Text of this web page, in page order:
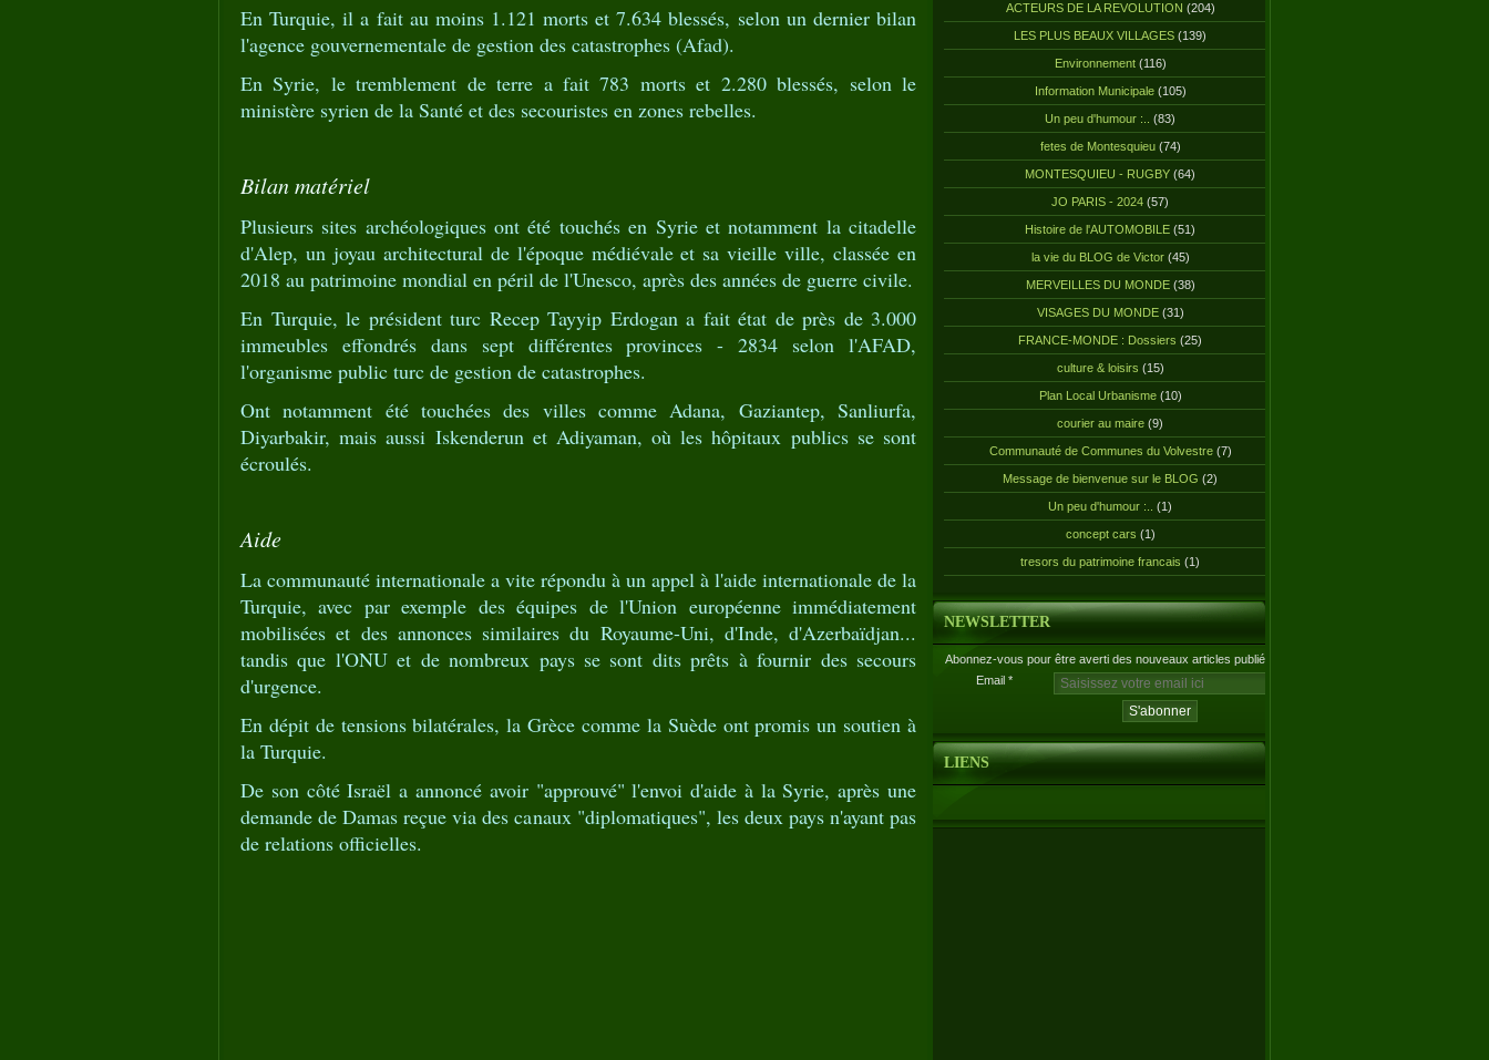
En Turquie, il a fait au moins 1.121 morts et 7.634 blessés, selon un dernier bilan
l'agence gouvernementale de gestion des catastrophes (Afad).
En Syrie, le tremblement de terre a fait 783 morts et 2.280 blessés, selon le
ministère syrien de la Santé et des secouristes en zones rebelles.
Bilan matériel
Plusieurs sites archéologiques ont été touchés en Syrie et notamment la citadelle
d'Alep, un joyau architectural de l'époque médiévale et sa vieille ville, classée en
2018 au patrimoine mondial en péril de l'Unesco, après des années de guerre civile.
En Turquie, le président turc Recep Tayyip Erdogan a fait état de près de 3.000
immeubles effondrés dans sept différentes provinces - 2834 selon l'AFAD,
l'organisme public turc de gestion de catastrophes.
Ont notamment été touchées des villes comme Adana, Gaziantep, Sanliurfa,
Diyarbakir, mais aussi Iskenderun et Adiyaman, où les hôpitaux publics se sont
écroulés.
Aide
La communauté internationale a vite répondu à un appel à l'aide internationale de la
Turquie, avec par exemple des équipes de l'Union européenne immédiatement
mobilisées et des annonces similaires du Royaume-Uni, d'Inde, d'Azerbaïdjan...
tandis que l'ONU et de nombreux pays se sont dits prêts à fournir des secours
d'urgence.
En dépit de tensions bilatérales, la Grèce comme la Suède ont promis un soutien à
la Turquie.
De son côté Israël a annoncé avoir "approuvé" l'envoi d'aide à la Syrie, après une
demande de Damas reçue via des canaux "diplomatiques", les deux pays n'ayant pas
de relations officielles.
ACTEURS DE LA REVOLUTION (204)
LES PLUS BEAUX VILLAGES (139)
Environnement(116)
Information Municipale(105)
Un peu d'humour :.. (83)
fetes de Montesquieu(74)
MONTESQUIEU - RUGBY (64)
JO PARIS - 2024 (57)
Histoire de l'AUTOMOBILE (51)
la vie du BLOG de Victor(45)
MERVEILLES DU MONDE(38)
VISAGES DU MONDE(31)
FRANCE-MONDE : Dossiers (25)
culture & loisirs (15)
Plan Local Urbanisme(10)
courier au maire (9)
Communauté de Communes du Volvestre(7)
Message de bienvenue sur le BLOG (2)
Un peu d'humour :.. (1)
concept cars (1)
tresors du patrimoine francais (1)
NEWSLETTER
Abonnez-vous pour être averti des nouveaux articles publiés.
Email
LIENS